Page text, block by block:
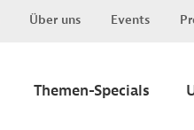
Über uns Events
Themen-Specials